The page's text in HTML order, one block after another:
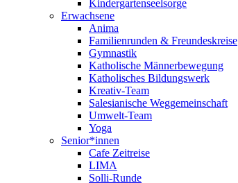
Kindergartenseelsorge
Erwachsene
Anima
Familienrunden & Freundeskreise
Gymnastik
Katholische Männerbewegung
Katholisches Bildungswerk
Kreativ-Team
Salesianische Weggemeinschaft
Umwelt-Team
Yoga
Senior*innen
Cafe Zeitreise
LIMA
Solli-Runde